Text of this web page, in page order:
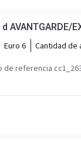
AVANTGARDE/
Euro 6 Cantidad de
de referencia